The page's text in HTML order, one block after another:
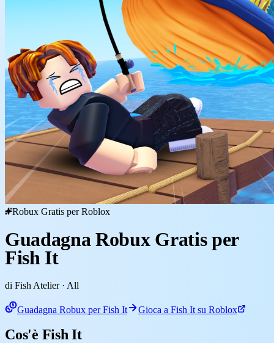
Robux Gratis per Roblox
Guadagna Robux Gratis per
Fish It
di Fish Atelier· All
Guadagna Robux per Fish It Gioca a Fish It su Roblox
Cos'è Fish It